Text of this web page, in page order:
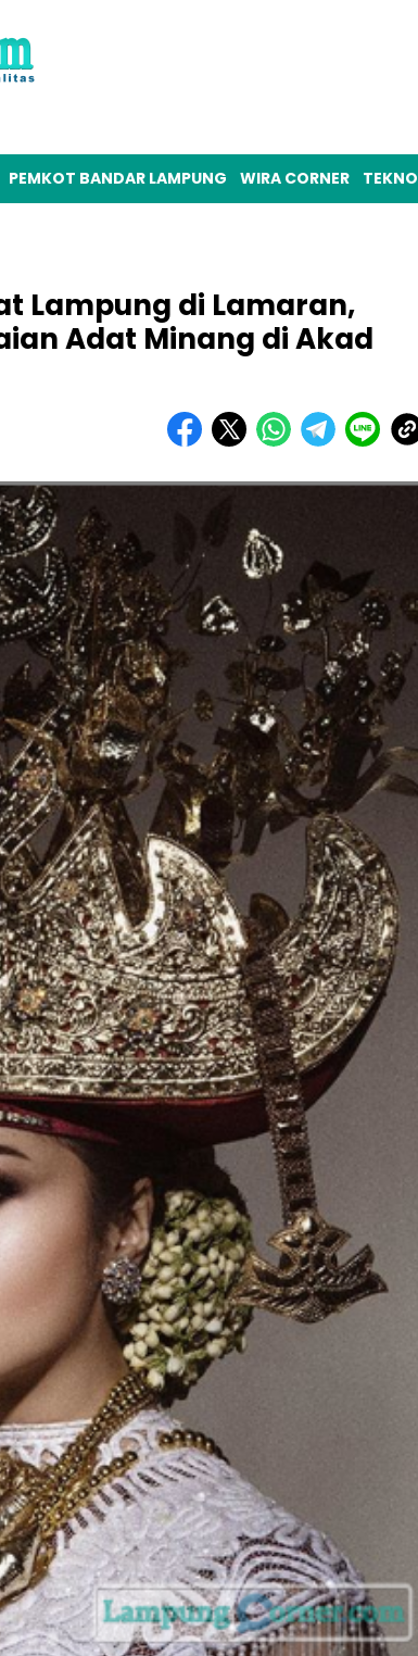
PEMKOT BANDAR LAMPUNG WIRA CORNER TEKNO
Lampung di Lamaran,
Adat Minang di Akad